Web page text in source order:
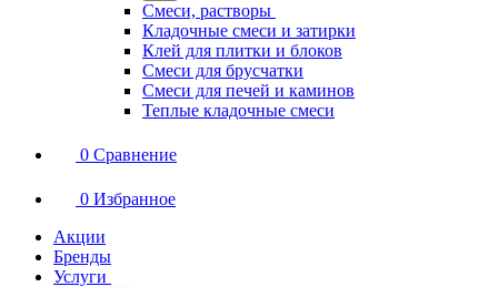
Смеси, растворы
Кладочные смеси и затирки
Клей для плитки и блоков
Смеси для брусчатки
Смеси для печей и каминов
Теплые кладочные смеси
0 Сравнение
0 Избранное
Акции
Бренды
Услуги